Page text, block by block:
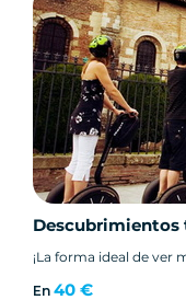
¡La forma ideal de ver
En 40 €